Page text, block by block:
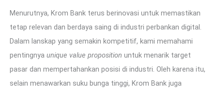
Menurutnya, Krom Bank terus berinovasi untuk memastikan
tetap relevan dan berdaya saing di industri perbankan digital.
Dalam lanskap yang semakin kompetitif, kami memahami
pentingnya unique value proposition untuk menarik target
pasar dan mempertahankan posisi di industri. Oleh karena itu,
selain menawarkan suku bunga tinggi, Krom Bank juga